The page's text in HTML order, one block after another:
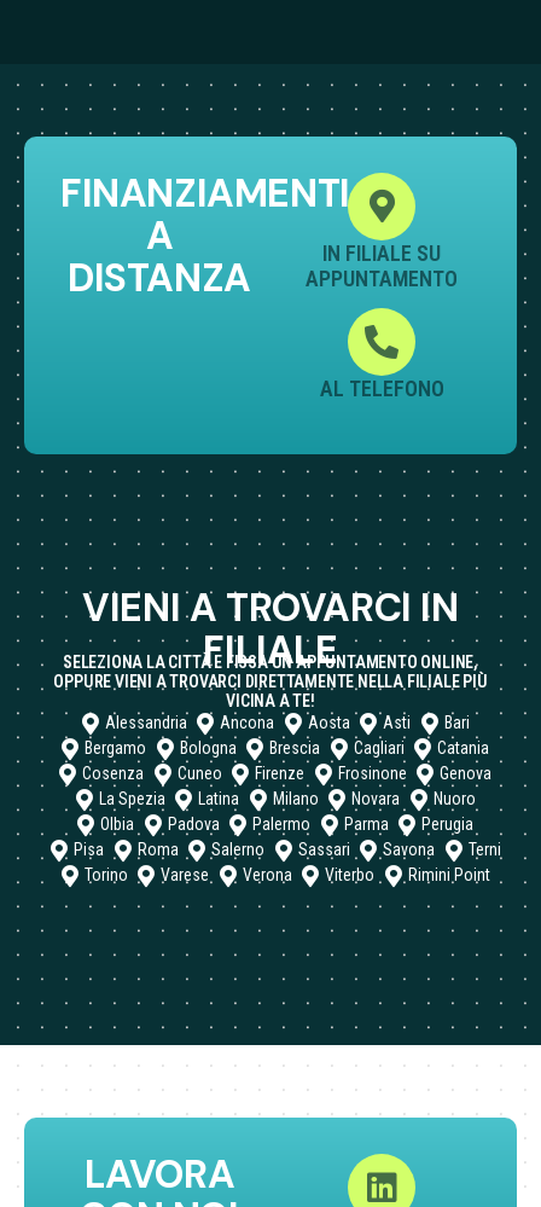
FINANZIAMENTI
A
DISTANZA
IN FILIALE SU
APPUNTAMENTO
AL TELEFONO
VIENI A TROVARCI IN
FILIALE
SELEZIONA LA CITTÀ E FISSA UN APPUNTAMENTO ONLINE,
OPPURE VIENI A TROVARCI DIRETTAMENTE NELLA FILIALE PIÙ
VICINA A TE!
Alessandria
Ancona Aosta Asti
Bari
Bergamo
Bologna Brescia Cagliari
Catania
Cosenza
Cuneo Firenze Frosinone
Genova
La Spezia
Latina Milano Novara
Nuoro
Olbia
Padova Palermo Parma
Perugia
Pisa
Roma Salerno Sassari Savona
Terni
Torino
Varese Verona Viterbo Rimini Point
LAVORA